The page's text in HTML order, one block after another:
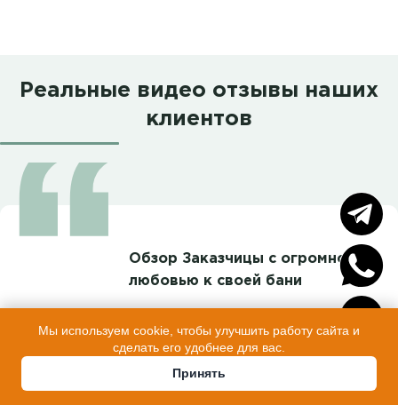
Реальные видео отзывы наших
клиентов
Обзор Заказчицы с огромной
любовью к своей бани
По голосу слышно – эту баню уже любят
всей душой!
Мы используем cookie, чтобы улучшить работу сайта и
сделать его удобнее для вас.
Принять